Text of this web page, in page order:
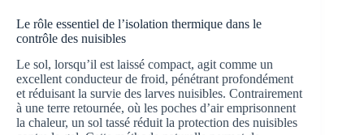
Le rôle essentiel de l’isolation thermique dans le
contrôle des nuisibles
Le sol, lorsqu’il est laissé compact, agit comme un
excellent conducteur de froid, pénétrant profondément
et réduisant la survie des larves nuisibles. Contrairement
à une terre retournée, où les poches d’air emprisonnent
la chaleur, un sol tassé réduit la protection des nuisibles